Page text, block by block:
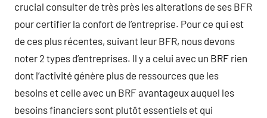
crucial consulter de très près les alterations de ses BFR
pour certifier la confort de l’entreprise. Pour ce qui est
de ces plus récentes, suivant leur BFR, nous devons
noter 2 types d’entreprises. Il y a celui avec un BRF rien
dont l’activité génère plus de ressources que les
besoins et celle avec un BRF avantageux auquel les
besoins financiers sont plutôt essentiels et qui